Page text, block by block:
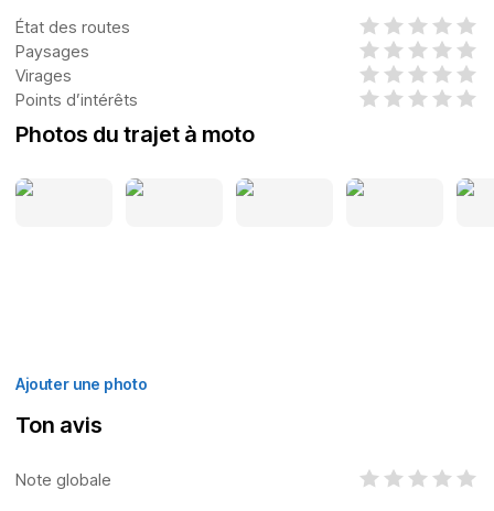
État des routes
Paysages
Virages
Points d’intérêts
Photos du trajet à moto
Ajouter une photo
Ton avis
Note globale